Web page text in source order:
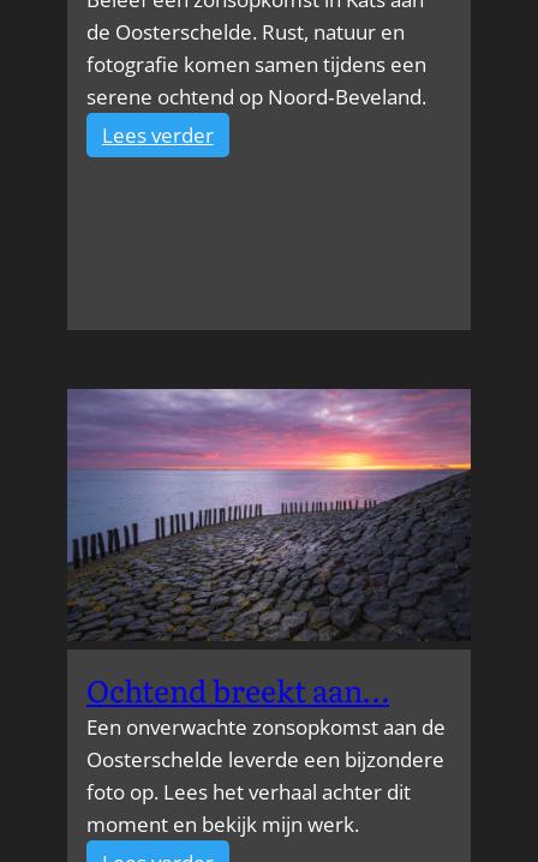
de Oosterschelde. Rust, natuur en
fotografie komen samen tijdens een
serene ochtend op Noord‑Beveland.
Lees verder:
Zachte
Ochtend breekt aan…
Een onverwachte zonsopkomst aan de
Oosterschelde leverde een bijzondere
foto op. Lees het verhaal achter dit
moment en bekijk mijn werk.